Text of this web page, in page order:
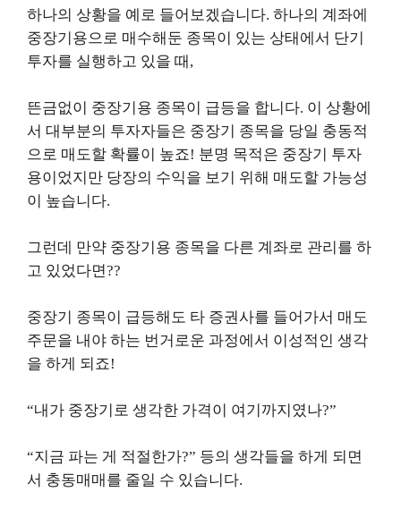
하나의 상황을 예로 들어보겠습니다. 하나의 계좌에
중장기용으로 매수해둔 종목이 있는 상태에서 단기
투자를 실행하고 있을 때,
뜬금없이 중장기용 종목이 급등을 합니다. 이 상황에
서 대부분의 투자자들은 중장기 종목을 당일 충동적
으로 매도할 확률이 높죠! 분명 목적은 중장기 투자
용이었지만 당장의 수익을 보기 위해 매도할 가능성
이 높습니다.
그런데 만약 중장기용 종목을 다른 계좌로 관리를 하
고 있었다면??
중장기 종목이 급등해도 타 증권사를 들어가서 매도
주문을 내야 하는 번거로운 과정에서 이성적인 생각
을 하게 되죠!
“내가 중장기로 생각한 가격이 여기까지였나?”
“지금 파는 게 적절한가?” 등의 생각들을 하게 되면
서 충동매매를 줄일 수 있습니다.